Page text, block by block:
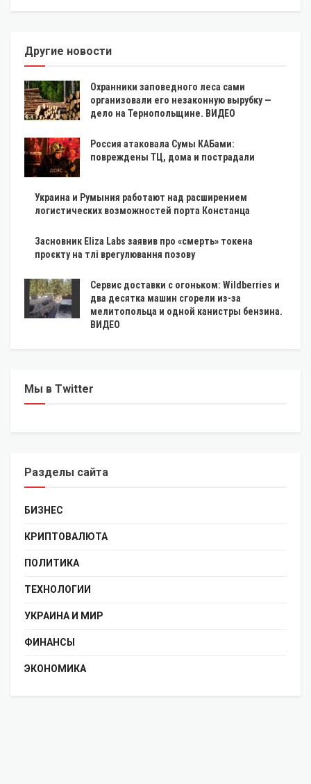
Другие новости
Охранники заповедного леса сами
организовали его незаконную вырубку —
дело на Тернопольщине. ВИДЕО
Россия атаковала Сумы КАБами:
повреждены ТЦ, дома и пострадали
Украина и Румыния работают над расширением
логистических возможностей порта Констанца
Засновник Eliza Labs заявив про «смерть» токена
проєкту на тлі врегулювання позову
Сервис доставки с огоньком: Wildberries и
два десятка машин сгорели из-за
мелитопольца и одной канистры бензина.
ВИДЕО
Мы в Twitter
Разделы сайта
БИЗНЕС
КРИПТОВАЛЮТА
ПОЛИТИКА
ТЕХНОЛОГИИ
УКРАИНА И МИР
ФИНАНСЫ
ЭКОНОМИКА